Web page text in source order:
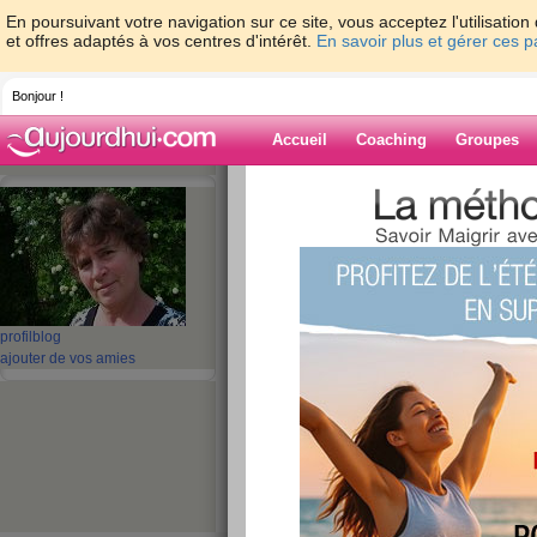
En poursuivant votre navigation sur ce site, vous acceptez
et offres adaptés à vos centres d'intérêt. En savoir plus et gérer ces
Bonjour !
Accueil Coaching Groupes
profil blog
ajouter de vos amies
> > un petit
Blog de
un petit coucou
copinettes
publié le 12/03/2009 à 16:58